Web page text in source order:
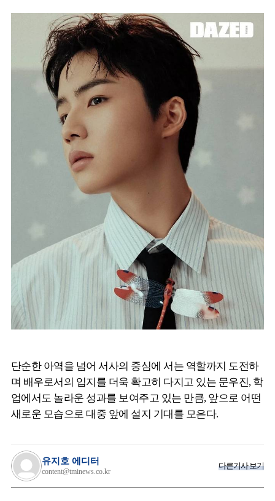
단순한 아역을 넘어 서사의 중심에 서는 역할까지 도전하
며 배우로서의 입지를 더욱 확고히 다지고 있는 문우진, 학
업에서도 놀라운 성과를 보여주고 있는 만큼, 앞으로 어떤
새로운 모습으로 대중 앞에 설지 기대를 모은다.
유지호 에디터
content@tminews.co.kr
다른기사 보기